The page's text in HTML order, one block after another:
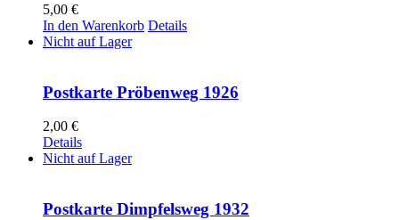
5,00 €
In den Warenkorb Details
Nicht auf Lager
Postkarte Pröbenweg 1926
2,00 €
Details
Nicht auf Lager
Postkarte Dimpfelsweg 1932